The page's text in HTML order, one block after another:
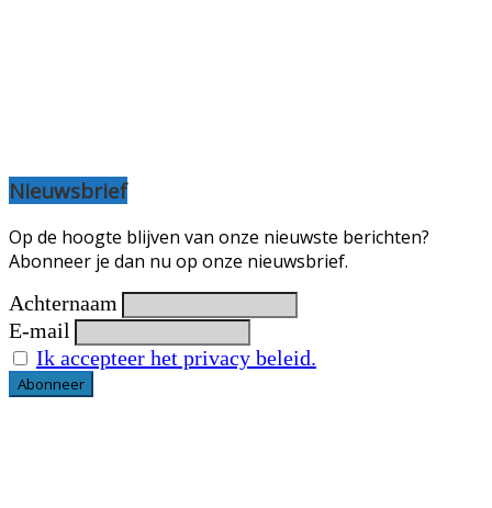
Nieuwsbrief
Op de hoogte blijven van onze nieuwste berichten?
Abonneer je dan nu op onze nieuwsbrief.
Achternaam
E-mail
Ik accepteer het privacy beleid.